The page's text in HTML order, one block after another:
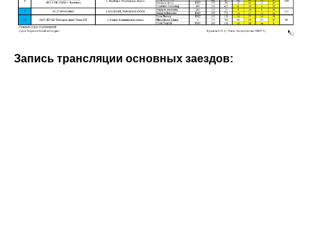
Запись трансляции основных заездов: